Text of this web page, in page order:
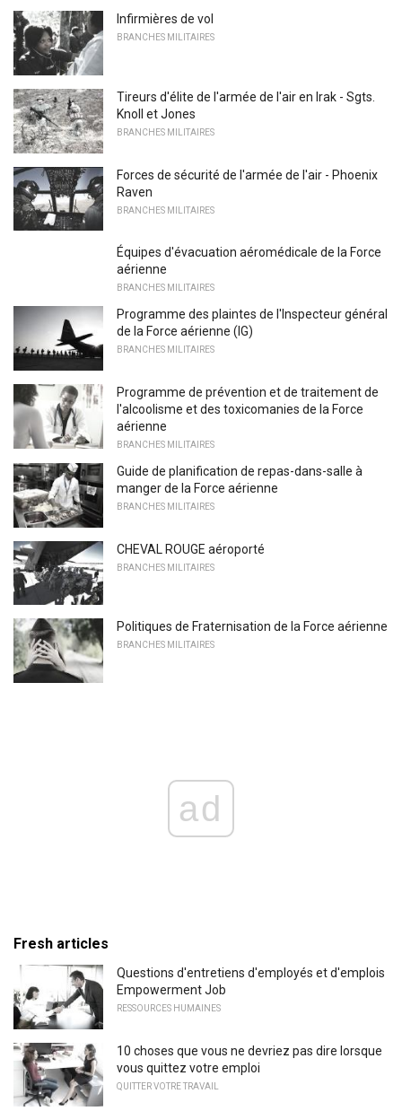
Infirmières de vol
BRANCHES MILITAIRES
Tireurs d'élite de l'armée de l'air en Irak - Sgts.
Knoll et Jones
BRANCHES MILITAIRES
Forces de sécurité de l'armée de l'air - Phoenix
Raven
BRANCHES MILITAIRES
Équipes d'évacuation aéromédicale de la Force
aérienne
BRANCHES MILITAIRES
Programme des plaintes de l'Inspecteur général
de la Force aérienne (IG)
BRANCHES MILITAIRES
Programme de prévention et de traitement de
l'alcoolisme et des toxicomanies de la Force
aérienne
BRANCHES MILITAIRES
Guide de planification de repas-dans-salle à
manger de la Force aérienne
BRANCHES MILITAIRES
CHEVAL ROUGE aéroporté
BRANCHES MILITAIRES
Politiques de Fraternisation de la Force aérienne
BRANCHES MILITAIRES
ad
Fresh articles
Questions d'entretiens d'employés et d'emplois
Empowerment Job
RESSOURCES HUMAINES
10 choses que vous ne devriez pas dire lorsque
vous quittez votre emploi
QUITTER VOTRE TRAVAIL